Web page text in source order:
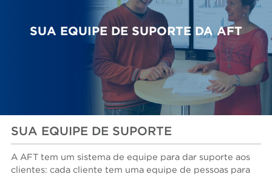
SUA EQUIPE DE SUPORTE DA AFT
SUA EQUIPE DE SUPORTE
A AFT tem um sistema de equipe para dar suporte aos
clientes: cada cliente tem uma equipe de pessoas para